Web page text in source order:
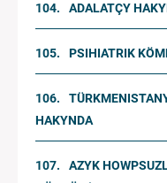
ADALATÇY
PSIHIATRIK
HAKYNDA
AZYK